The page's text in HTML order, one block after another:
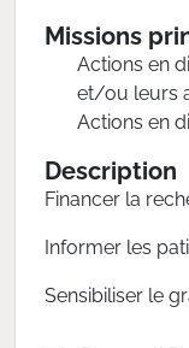
Missions
Actions en
et/ou leurs
Actions en
Description
Financer la
Informer les
Sensibiliser le